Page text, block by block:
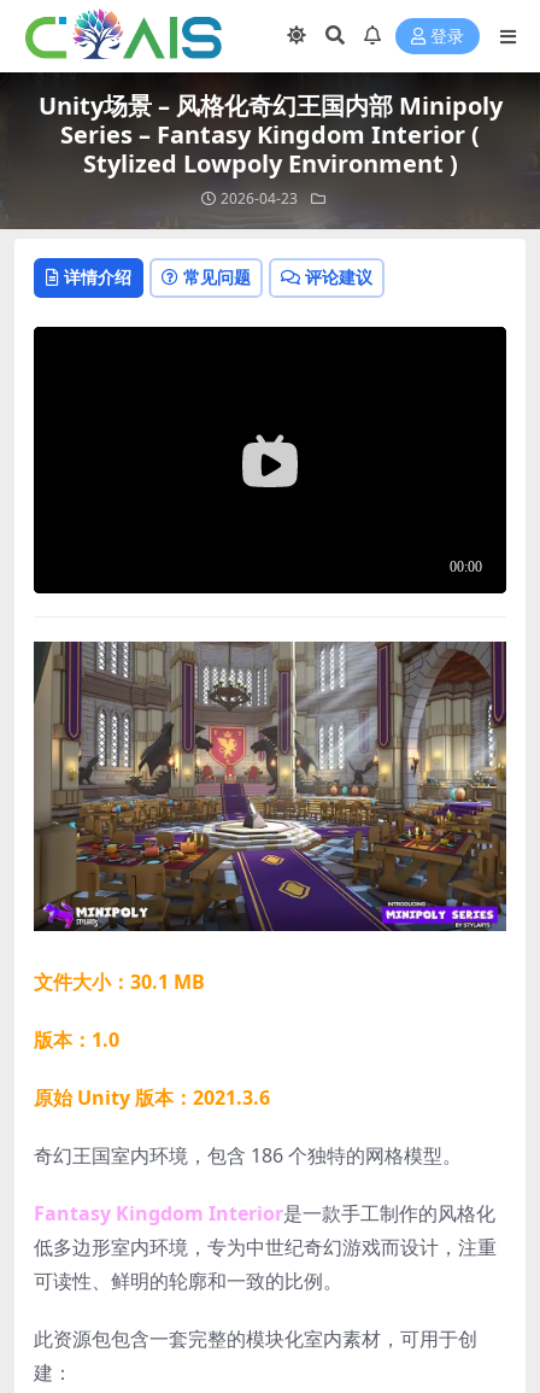
登录
Unity场景 – 风格化奇幻王国内部 Minipoly
Series – Fantasy Kingdom Interior (
Stylized Lowpoly Environment )
2026-04-23
详情介绍 常见问题 评论建议
文件大小：30.1 MB
版本：1.0
原始 Unity 版本：2021.3.6
奇幻王国室内环境，包含 186 个独特的网格模型。
Fantasy Kingdom Interior是一款手工制作的风格化
低多边形室内环境，专为中世纪奇幻游戏而设计，注重
可读性、鲜明的轮廓和一致的比例。
此资源包包含一套完整的模块化室内素材，可用于创
建：